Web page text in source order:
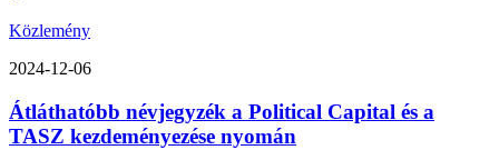
Közlemény
2024-12-06
Átláthatóbb névjegyzék a Political Capital és a
TASZ kezdeményezése nyomán